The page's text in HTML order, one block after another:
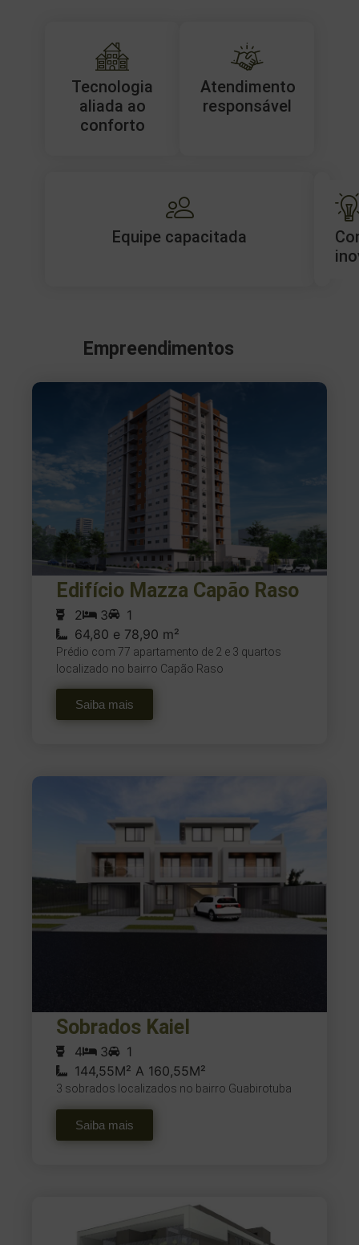
Tecnologia
aliada ao
conforto
Atendimento
responsável
Equipe capacitada
Empreendimentos
Edifício Mazza Capão Raso
2 3
1
64,80 e 78,90 m²
Prédio com 77 apartamento de 2 e 3 quartos
localizado no bairro Capão Raso
Saiba mais
Sobrados Kaiel
4 3
1
144,55M² A 160,55M²
3 sobrados localizados no bairro Guabirotuba
Saiba mais